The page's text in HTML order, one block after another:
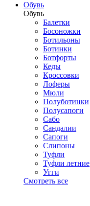
Обувь
Обувь
Балетки
Босоножки
Ботильоны
Ботинки
Ботфорты
Кеды
Кроссовки
Лоферы
Мюли
Полуботинки
Полусапоги
Сабо
Сандалии
Сапоги
Слипоны
Туфли
Туфли летние
Угги
Смотреть все